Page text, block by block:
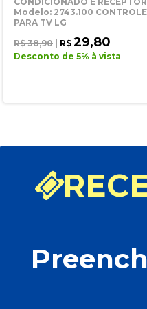
Modelo: 2743.100 CONTROLE
PARA TV LG
R$ 38,90
R$ 29,80
Desconto de 5% à vista